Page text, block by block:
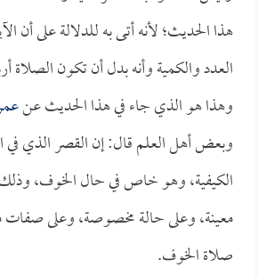
هذا الحديث؛ لأنه أتى به للدلالة على أن
العدد والكمية وأنه بدل أن تكون الصلاة
وهذا هو الذي جاء في هذا الحديث عن
وبعض أهل العلم قال: إن القصر الذي في
الكيفية، وهو خاص في حال الخوف،
معينة، وعلى حالة مخصوصة، وعلى صفات
صلاة الخوف.